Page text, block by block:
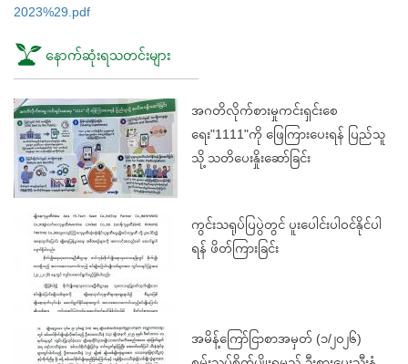
2023%29.pdf
နောက်ဆုံးရသတင်းများ
အဂတိလိုက်စားမှုကင်းရှင်းစေ
ရေး"1111"ကို ဖြေကြားပေးရန် ပြည်သူ
သို့ သတိပေးနှိုးဆော်ခြင်း
ကွင်းသရုပ်ပြပွဲတွင် ပူးပေါင်းပါဝင်နိုင်ပါ
ရန် ဖိတ်ကြားခြင်း
အမိန့်ကြော်ငြာစာအမှတ် (၁/၂၀၂၆)